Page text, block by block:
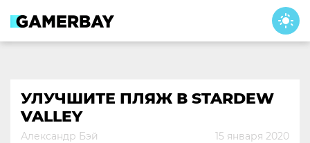
content
УЛУЧШИТЕ ПЛЯЖ В STARDEW
VALLEY
Александр Бэй 15 января 2020